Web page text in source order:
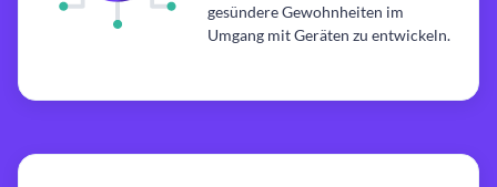
gesündere Gewohnheiten im
Umgang mit Geräten zu entwickeln.